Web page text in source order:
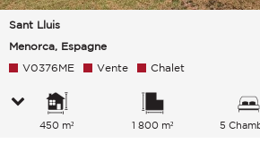
Sant Lluis
Menorca, Espagne
V0376ME Vente Chalet
450 m² 1 800 m² 5